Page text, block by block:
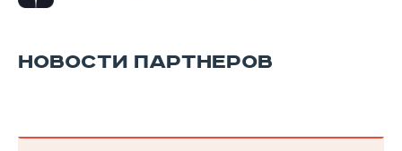
НОВОСТИ ПАРТНЕРОВ